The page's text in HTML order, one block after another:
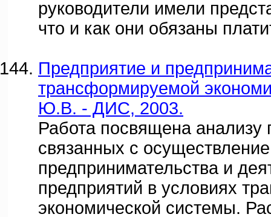
руководители имели
что и как они обязаны
Предприятие и
трансформируемой
Ю.В. - ДИС, 2003.
Работа посвящена анализу
связанных с
предпринимательства и
предприятий в условиях
экономической системы.